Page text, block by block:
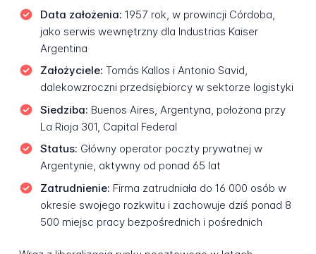
Data założenia: 1957 rok, w prowincji Córdoba,
jako serwis wewnętrzny dla Industrias Kaiser
Argentina
Założyciele: Tomás Kallos i Antonio Savid,
dalekowzroczni przedsiębiorcy w sektorze logistyki
Siedziba: Buenos Aires, Argentyna, położona przy
La Rioja 301, Capital Federal
Status: Główny operator poczty prywatnej w
Argentynie, aktywny od ponad 65 lat
Zatrudnienie: Firma zatrudniała do 16 000 osób w
okresie swojego rozkwitu i zachowuje dziś ponad 8
500 miejsc pracy bezpośrednich i pośrednich